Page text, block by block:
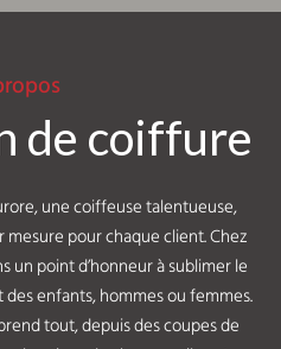
de coiffure
une coiffeusetalentueuse,
mesure pour chaque client. Chez
un point d’honneur à sublimer le
des enfants, hommes ou femmes.
tout, depuis des coupes de